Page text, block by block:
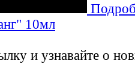
10мл
и узнавайте о